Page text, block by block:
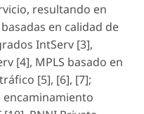
resultando en
en calidad de
IntServ [3],
[4], MPLS basado en
[5], [6], [7];